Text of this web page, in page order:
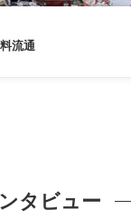
流通
タビュー